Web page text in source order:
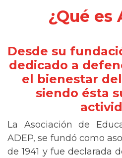
¿Qué es
Desde su
dedicado a
el bienestar
siendo ésta
La Asociación de
ADEP, se fundó como
de 1941 y fue declarada